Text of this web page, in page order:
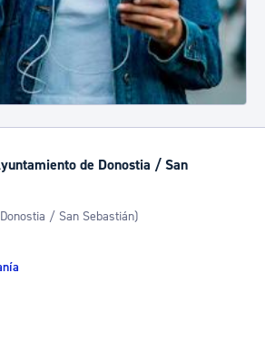
de Donostia / San
/ San Sebastián)